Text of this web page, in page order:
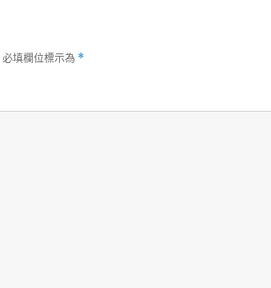
必填欄位標示為 *